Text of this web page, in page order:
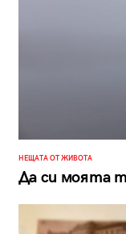
НЕЩАТА ОТ ЖИВОТА
Да си моята